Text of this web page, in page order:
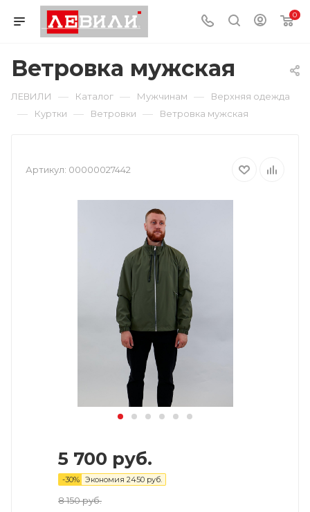
0
Ветровка мужская
ЛЕВИЛИ — Каталог — Мужчинам — Верхняя одежда
— Куртки — Ветровки — Ветровка мужская
Артикул: 00000027442
5 700 руб.
-30% Экономия 2450 руб.
8 150руб.